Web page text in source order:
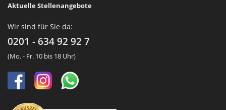
Aktuelle Stellenangebote
Wir sind für Sie da:
0201 - 634 92 92 7
(Mo. - Fr. 10 bis 18 Uhr)